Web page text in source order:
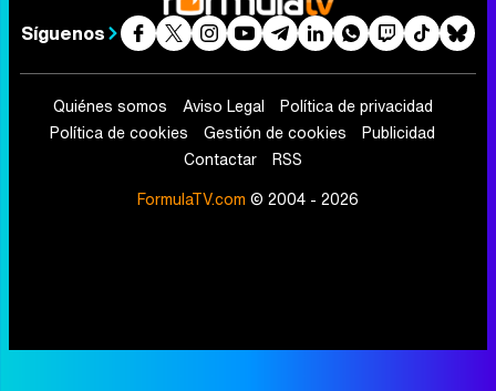
Síguenos
Quiénes somos Aviso Legal
Política de privacidad
Política de cookies
Gestión de cookies
Publicidad
Contactar
RSS
FormulaTV.com © 2004 - 2026